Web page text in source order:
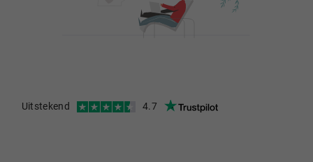
Uitstekend 4.7